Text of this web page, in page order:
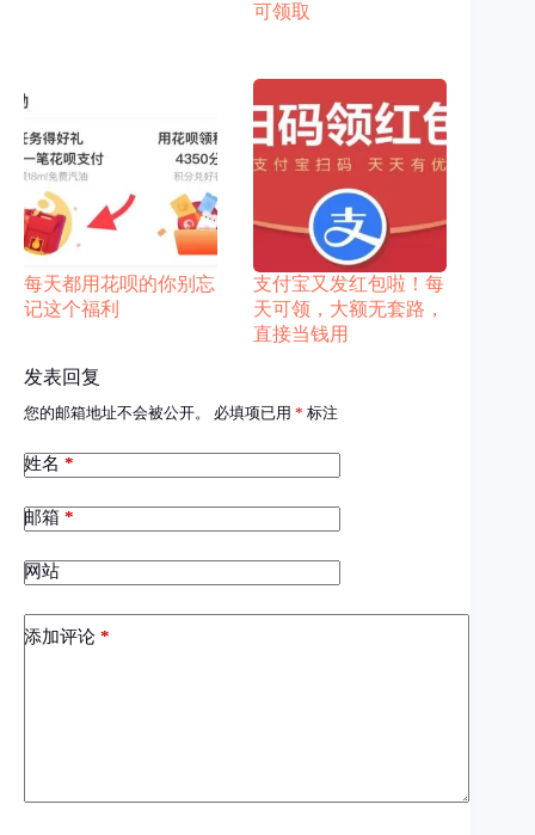
可领取
每天都用花呗的你别忘
记这个福利
支付宝又发红包啦！每
天可领，大额无套路，
直接当钱用
发表回复
您的邮箱地址不会被公开。 必填项已用 * 标注
姓名 *
邮箱 *
网站
添加评论 *